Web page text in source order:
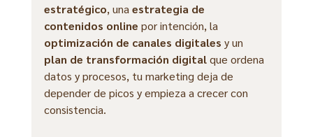
estratégico, una estrategia de
contenidos online por intención, la
optimización de canales digitales y un
plan de transformación digital que ordena
datos y procesos, tu marketing deja de
depender de picos y empieza a crecer con
consistencia.